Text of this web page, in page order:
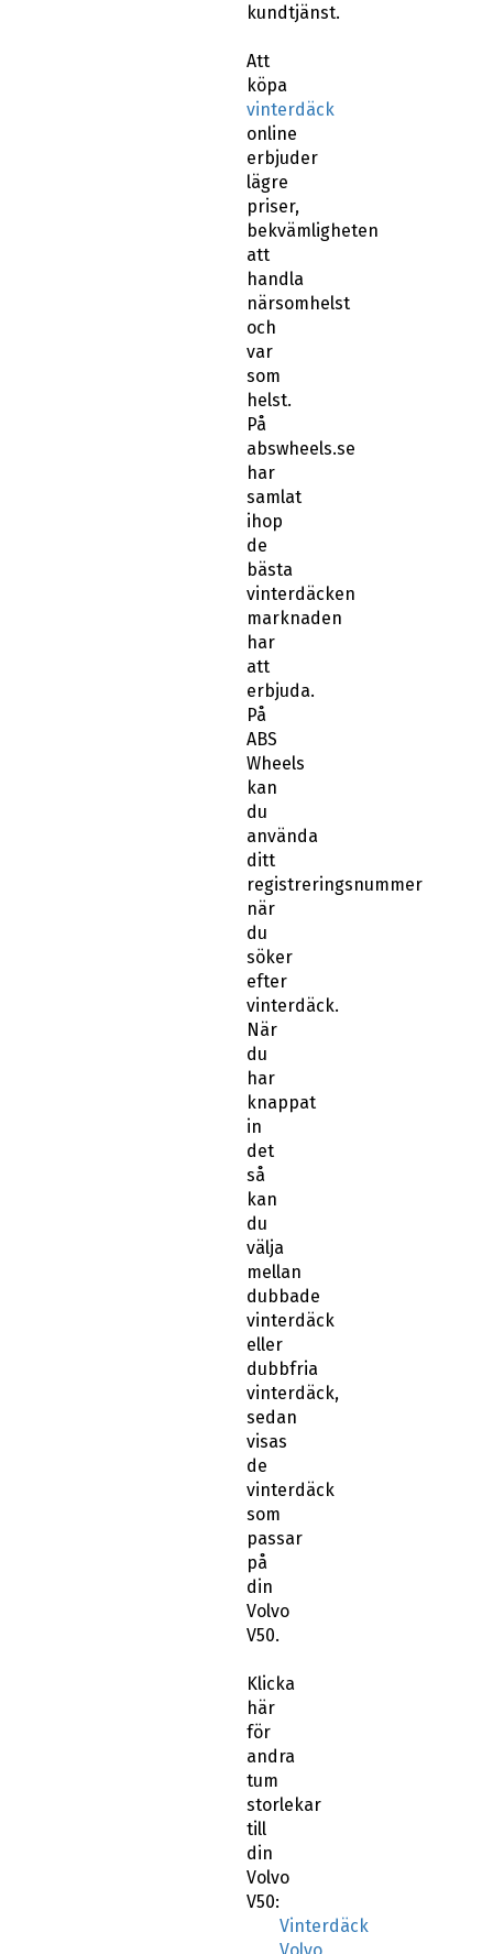
kundtjänst.
Att
köpa
vinterdäck
online
erbjuder
lägre
priser,
bekvämligheten
att
handla
närsomhelst
och
var
som
helst.
På
abswheels.se
har
samlat
ihop
de
bästa
vinterdäcken
marknaden
har
att
erbjuda.
På
ABS
Wheels
kan
du
använda
ditt
registreringsnummer
när
du
söker
efter
vinterdäck.
När
du
har
knappat
in
det
så
kan
du
välja
mellan
dubbade
vinterdäck
eller
dubbfria
vinterdäck,
sedan
visas
de
vinterdäck
som
passar
på
din
Volvo
V50.
Klicka
här
för
andra
tum
storlekar
till
din
Volvo
V50:
Vinterdäck
Volvo